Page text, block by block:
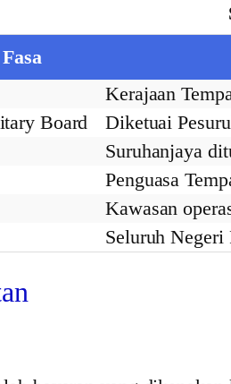
Kerajaan
Board
Diketuai
Suruhanjaya
Penguasa
Kawasan
Seluruh